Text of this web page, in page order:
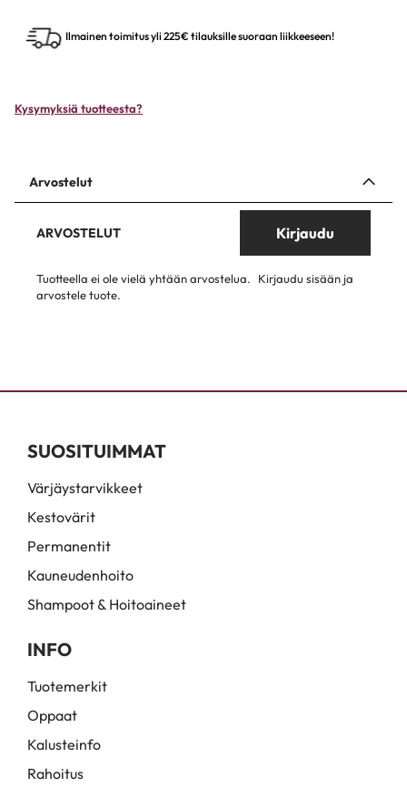
Ilmainen toimitus yli 225€ tilauksille suoraan liikkeeseen!
Kysymyksiä tuotteesta?
Arvostelut
ARVOSTELUT Kirjaudu
Tuotteella ei ole vielä yhtään arvostelua.
Kirjaudu sisään ja
arvostele tuote.
SUOSITUIMMAT
Värjäystarvikkeet
Kestovärit
Permanentit
Kauneudenhoito
Shampoot & Hoitoaineet
INFO
Tuotemerkit
Oppaat
Kalusteinfo
Rahoitus